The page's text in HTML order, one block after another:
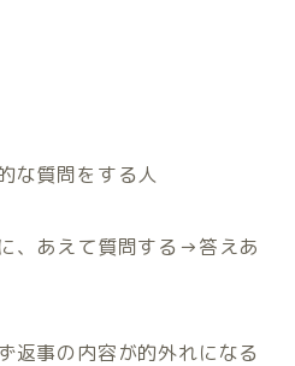
な質問をする人
、あえて質問する →答えあ
返事の内容が的外れになる